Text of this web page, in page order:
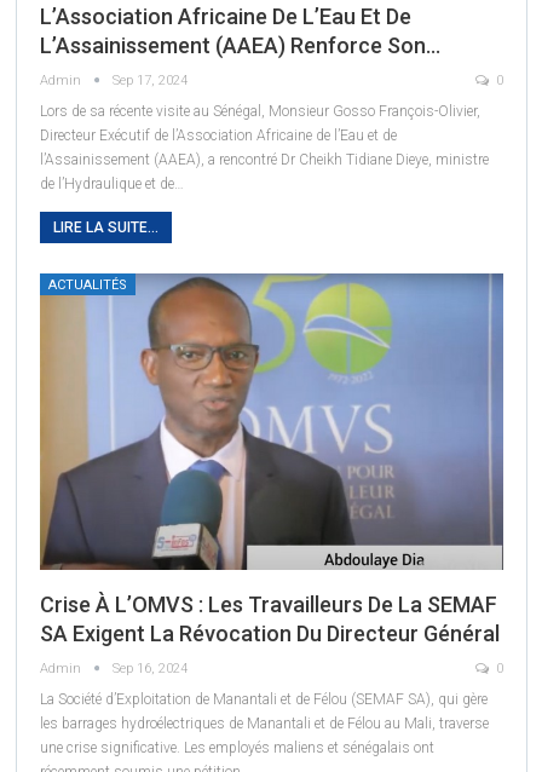
L’Association Africaine De L’Eau Et De
L’Assainissement (AAEA) Renforce Son…
Admin Sep 17, 2024 0
Lors de sa récente visite au Sénégal, Monsieur Gosso François-Olivier,
Directeur Exécutif de l’Association Africaine de l’Eau et de
l’Assainissement (AAEA), a rencontré Dr Cheikh Tidiane Dieye, ministre
de l’Hydraulique et de…
LIRE LA SUITE...
ACTUALITÉS
Crise À L’OMVS : Les Travailleurs De La SEMAF
SA Exigent La Révocation Du Directeur Général
Admin Sep 16, 2024 0
La Société d’Exploitation de Manantali et de Félou (SEMAF SA), qui gère
les barrages hydroélectriques de Manantali et de Félou au Mali, traverse
une crise significative. Les employés maliens et sénégalais ont